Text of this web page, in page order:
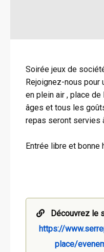
Soirée jeux de
Rejoignez-nous pour
en plein air , place
âges et tous les
repas seront servies
Entrée libre et bonne
Découvrez le
https://
place/